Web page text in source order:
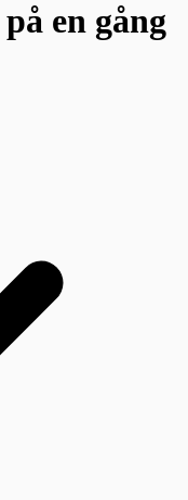
på en gång